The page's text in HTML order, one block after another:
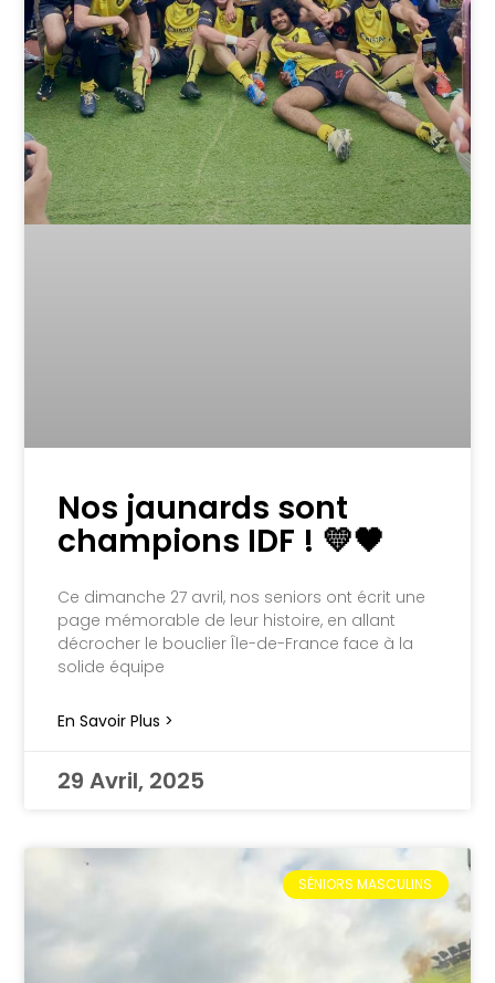
Nos jaunards sont
champions IDF ! 💛🖤
Ce dimanche 27 avril, nos seniors ont écrit une
page mémorable de leur histoire, en allant
décrocher le bouclier Île-de-France face à la
solide équipe
En Savoir Plus >
29 Avril, 2025
SÉNIORS MASCULINS